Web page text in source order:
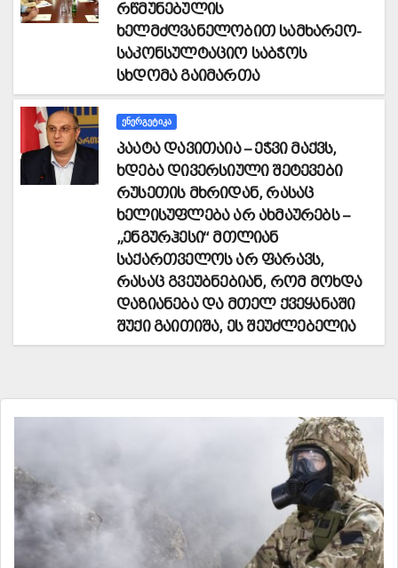
რწმუნებულის
ხელმძღვანელობით სამხარეო-
საკონსულტაციო საბჭოს
სხდომა გაიმართა
ᲔᲜᲔᲠᲒᲔᲢᲘᲙᲐ
პაატა დავითაია – ეჭვი მაქვს,
ხდება დივერსიული შეტევები
რუსეთის მხრიდან, რასაც
ხელისუფლება არ ახმაურებს –
„ენგურჰესი“ მთლიან
საქართველოს არ ფარავს,
რასაც გვეუბნებიან, რომ მოხდა
დაზიანება და მთელ ქვეყანაში
შუქი გაითიშა, ეს შეუძლებელია